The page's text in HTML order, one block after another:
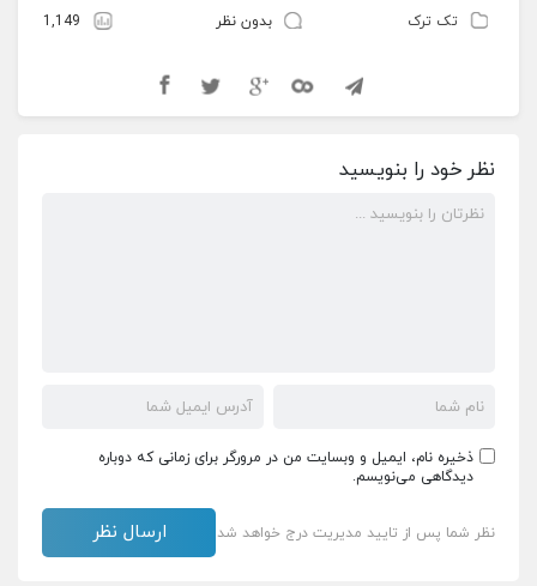
تک ترک بدون نظر 1,149
نظر خود را بنویسید
ذخیره نام، ایمیل و وبسایت من در مرورگر برای زمانی که دوباره
دیدگاهی می‌نویسم.
نظر شما پس از تایید مدیریت درج خواهد شد